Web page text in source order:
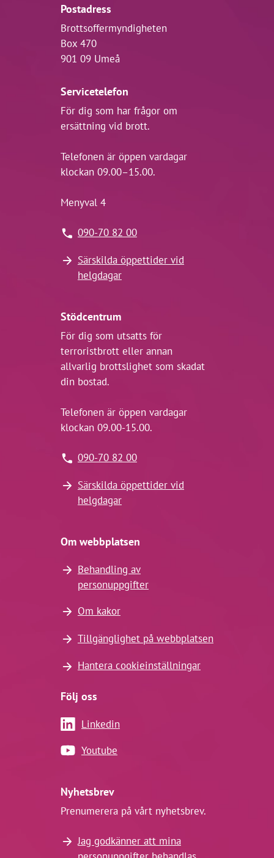
Postadress
Brottsoffermyndigheten
Box 470
901 09 Umeå
Servicetelefon
För dig som har frågor om
ersättning vid brott.
Telefonen är öppen vardagar
klockan 09.00–15.00.
Menyval 4
090-70 82 00
Särskilda öppettider vid
helgdagar
Stödcentrum
För dig som utsatts för
terroristbrott eller annan
allvarlig brottslighet som skadat
din bostad.
Telefonen är öppen vardagar
klockan 09.00-15.00.
090-70 82 00
Särskilda öppettider vid
helgdagar
Om webbplatsen
Behandling av
personuppgifter
Om kakor
Tillgänglighet på webbplatsen
Hantera cookieinställningar
Följ oss
Linkedin
Youtube
Nyhetsbrev
Prenumerera på vårt nyhetsbrev.
Jag godkänner att mina